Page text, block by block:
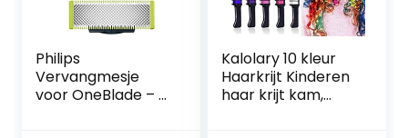
Philips
Vervangmesje
voor OneBlade – 3
Kalolary 10 kleur
Haarkrijt Kinderen
haar krijt kam,